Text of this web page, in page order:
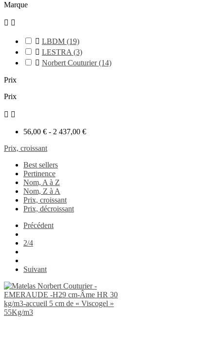
Marque
 
 LBDM (19)
 LESTRA(3)
 Norbert Couturier(14)
Prix
Prix
 
56,00 € - 2 437,00 €
Prix, croissant
Best sellers
Pertinence
Nom, A à Z
Nom, Z à A
Prix, croissant
Prix, décroissant
Précédent
2/4
Suivant